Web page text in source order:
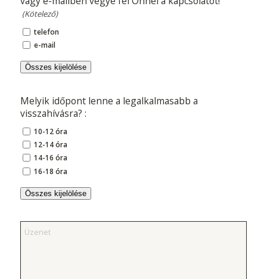
(Kötelező)
telefon
e-mail
Összes kijelölése
Melyik időpont lenne a legalkalmasabb a
visszahívásra? :
10-12 óra
12-14 óra
14-16 óra
16-18 óra
Összes kijelölése
Üzenet